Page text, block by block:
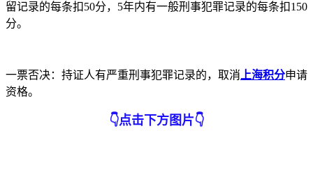
留记录的每条扣50分，5年内有一般刑事犯罪记录的每条扣150
分。
一票否决：持证人有严重刑事犯罪记录的，取消 上海积分申请
资格。
👇点击下方图片👇